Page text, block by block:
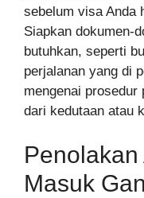
sebelum visa Anda
Siapkan dokumen-
butuhkan, seperti
perjalanan yang di
mengenai prosedur
dari kedutaan atau
Masuk